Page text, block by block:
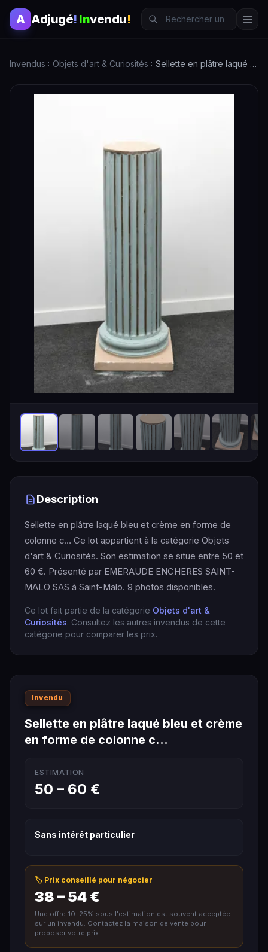
A Adjugé! Invendu!
Invendus Objets d'art & Curiosités Sellette en plâtre laqué bleu et crème en forme de colonne c…
Description
Sellette en plâtre laqué bleu et crème en forme de
colonne c… Ce lot appartient à la catégorie Objets
d'art & Curiosités. Son estimation se situe entre 50 et
60 €. Présenté par EMERAUDE ENCHERES SAINT-
MALO SAS à Saint-Malo. 9 photos disponibles.
Ce lot fait partie de la catégorie Objets d'art &
Curiosités. Consultez les autres invendus de cette
catégorie pour comparer les prix.
Invendu
Sellette en plâtre laqué bleu et crème
en forme de colonne c…
ESTIMATION
50 – 60 €
Sans intérêt particulier
🏷️ Prix conseillé pour négocier
38 – 54 €
Une offre 10–25% sous l'estimation est souvent acceptée
sur un invendu. Contactez la maison de vente pour
proposer votre prix.